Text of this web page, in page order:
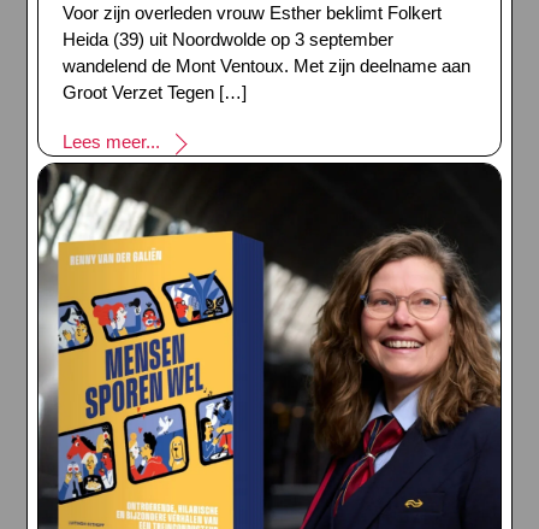
Voor zijn overleden vrouw Esther beklimt Folkert
Heida (39) uit Noordwolde op 3 september
wandelend de Mont Ventoux. Met zijn deelname aan
Groot Verzet Tegen […]
Lees meer...